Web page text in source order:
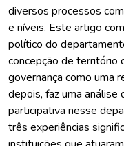
diversos processos
e níveis. Este artigo
político do
concepção de território
governança como uma
depois, faz uma análise
participativa nesse
três experiências